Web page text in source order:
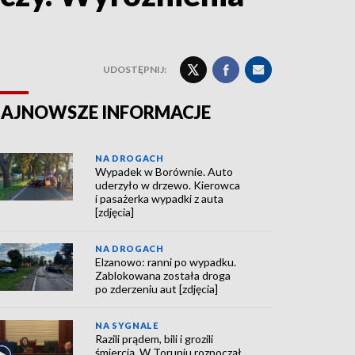
UDOSTĘPNIJ:
INFORMACJE
NA DROGACH
Wypadek w Borównie. Auto
uderzyło w drzewo. Kierowca
i pasażerka wypadki z auta
[zdjęcia]
NA DROGACH
Elzanowo: ranni po wypadku.
Zablokowana została droga
po zderzeniu aut [zdjęcia]
NA SYGNALE
Razili prądem, bili i grozili
śmiercią. W Toruniu rozpoczął